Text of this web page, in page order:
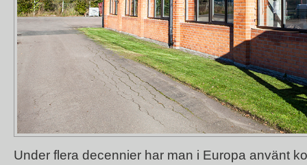
Under flera decennier har man i Europa använt